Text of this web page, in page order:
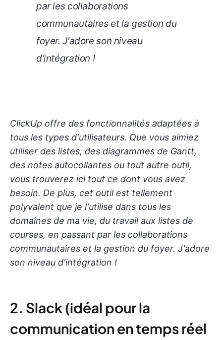
par les collaborations
communautaires et la gestion du
foyer. J'adore son niveau
d'intégration !
ClickUp offre des fonctionnalités adaptées à
tous les types d'utilisateurs. Que vous aimiez
utiliser des listes, des diagrammes de Gantt,
des notes autocollantes ou tout autre outil,
vous trouverez ici tout ce dont vous avez
besoin. De plus, cet outil est tellement
polyvalent que je l'utilise dans tous les
domaines de ma vie, du travail aux listes de
courses, en passant par les collaborations
communautaires et la gestion du foyer. J'adore
son niveau d'intégration !
2. Slack (idéal pour la
communication en temps réel